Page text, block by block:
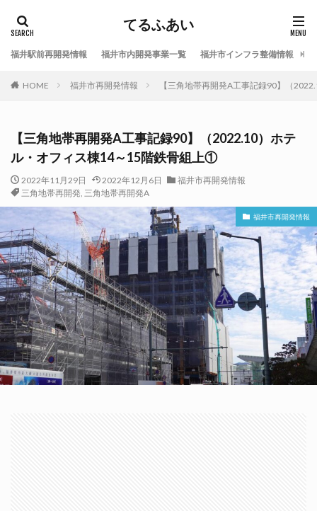
てるふあい
福井駅前再開発情報 福井市内開発事業一覧 福井市インフラ整備情報
HOME 福井市再開発情報 【三角地帯再開発A工事記録90】（
【三角地帯再開発A工事記録90】（2022.10）ホテ
ル・オフィス棟14～15階鉄骨組上①
2022年11月29日 2022年12月6日
福井市再開発情報
三角地帯再開発, 三角地帯再開発A
福井市再開発情報